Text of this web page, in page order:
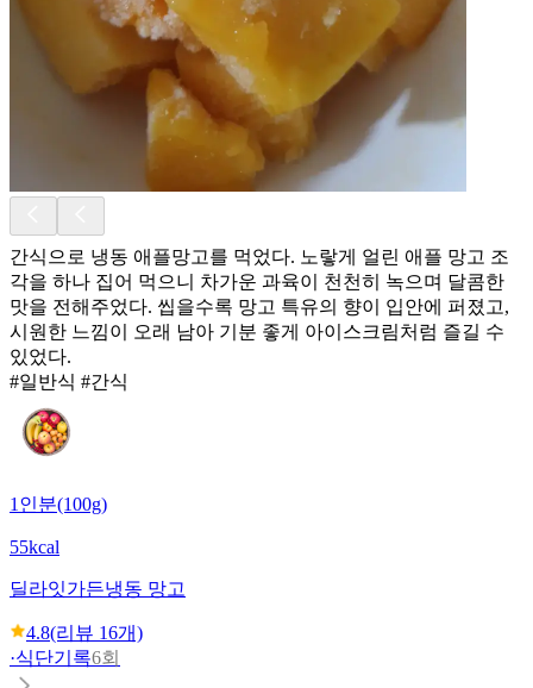
간식으로 냉동 애플망고를 먹었다. 노랗게 얼린 애플 망고 조
각을 하나 집어 먹으니 차가운 과육이 천천히 녹으며 달콤한
맛을 전해주었다. 씹을수록 망고 특유의 향이 입안에 퍼졌고,
시원한 느낌이 오래 남아 기분 좋게 아이스크림처럼 즐길 수
있었다.
#일반식 #간식
1인분(100g)
55kcal
딜라잇가든냉동 망고
4.8(리뷰 16개)
·식단기록6회